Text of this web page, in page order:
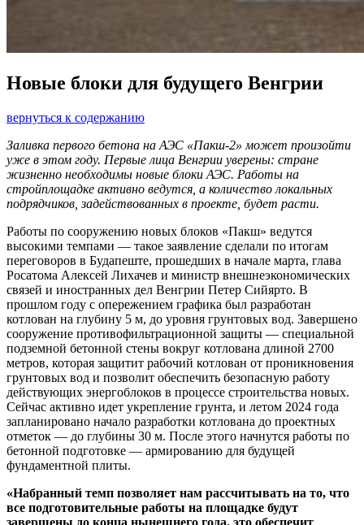
Новые блоки для будущего Венгрии
вернуться к содержанию
Заливка первого бетона на АЭС «Пакш-2» может произойти
уже в этом году. Первые лица Венгрии уверены: стране
жизненно необходимы новые блоки АЭС. Работы на
стройплощадке активно ведутся, а количество локальных
подрядчиков, задействованных в проекте, будет расти.
Работы по сооружению новых блоков «Пакш» ведутся
высокими темпами — такое заявление сделали по итогам
переговоров в Будапеште, прошедших в начале марта, глава
Росатома Алексей Лихачев и министр внешнеэкономических
связей и иностранных дел Венгрии Петер Сийярто. В
прошлом году с опережением графика был разработан
котлован на глубину 5 м, до уровня грунтовых вод. Завершено
сооружение противофильтрационной защиты — специальной
подземной бетонной стены вокруг котлована длиной 2700
метров, которая защитит рабочий котлован от проникновения
грунтовых вод и позволит обеспечить безопасную работу
действующих энергоблоков в процессе строительства новых.
Сейчас активно идет укрепление грунта, и летом 2024 года
запланировано начало разработки котлована до проектных
отметок — до глубины 30 м. После этого начнутся работы по
бетонной подготовке — армированию для будущей
фундаментной плиты.
«Набранный темп позволяет нам рассчитывать на то, что
все подготовительные работы на площадке будут